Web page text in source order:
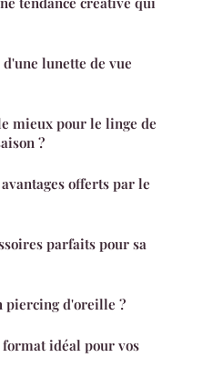
lunette de vue
mieux pour le linge de
?
offerts par le
parfaits pour sa
piercing d'oreille ?
idéal pour vos